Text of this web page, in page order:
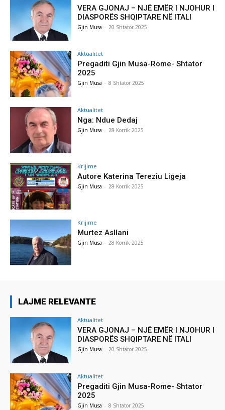
VERA GJONAJ – NJË EMËR I NJOHUR I
DIASPORËS SHQIPTARE NË ITALI
Gjin Musa - 20 Shtator 2025
Aktualitet
Pregaditi Gjin Musa-Rome- Shtator
2025
Gjin Musa - 8 Shtator 2025
Aktualitet
Nga: Ndue Dedaj
Gjin Musa - 28 Korrik 2025
Krijime
Autore Katerina Tereziu Ligeja
Gjin Musa - 28 Korrik 2025
Krijime
Murtez Asllani
Gjin Musa - 28 Korrik 2025
LAJME RELEVANTE
Aktualitet
VERA GJONAJ – NJË EMËR I NJOHUR I
DIASPORËS SHQIPTARE NË ITALI
Gjin Musa - 20 Shtator 2025
Aktualitet
Pregaditi Gjin Musa-Rome- Shtator
2025
Gjin Musa - 8 Shtator 2025